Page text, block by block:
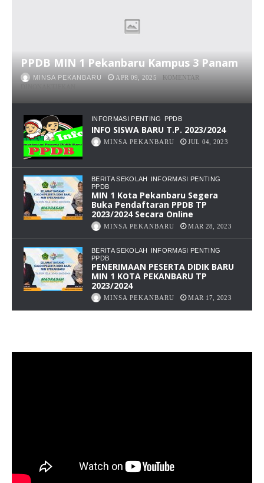
PPDB MIN 1 Pekanbaru Kampus 3 Panam
MINSA PEKANBARU APR 09, 2025
KOMENTAR
MIN
1
KAMPUS
3
INFORMASI PENTING PPDB
INFO SISWA BARU T.P. 2023/2024
MINSA PEKANBARU JUL 04, 2023
BERITA SEKOLAH
INFORMASI PENTING
PPDB
MIN 1 Kota Pekanbaru Segera
Buka Pendaftaran PPDB TP
2023/2024 Secara Online
MINSA PEKANBARU MAR 28, 2023
BERITA SEKOLAH
INFORMASI PENTING
PPDB
PENERIMAAN PESERTA DIDIK BARU
MIN 1 KOTA PEKANBARU TP
2023/2024
MINSA PEKANBARU MAR 17, 2023